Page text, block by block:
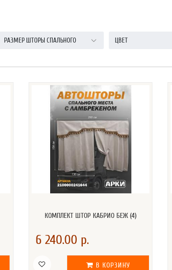
РАЗМЕР ШТОРЫ СПАЛЬНОГО ЦВЕТ
КОМПЛЕКТ ШТОР КАБРИО БЕЖ (4)
6 240.00 р.
В КОРЗИНУ